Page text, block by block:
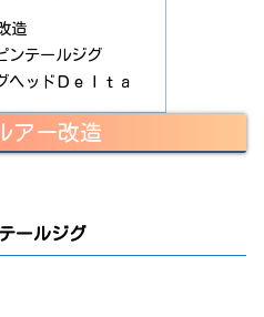
造
ンテールジグ
ヘッドＤｅｌｔａ
アー改造
ールジグ